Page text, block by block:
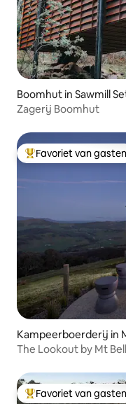
Boomhut in Sawmill
Zagerij Boomhut
Topfavoriet van
Favoriet van gasten
Kampeerboerderij in
The Lookout by Mt
Topfavoriet van
Favoriet van gasten